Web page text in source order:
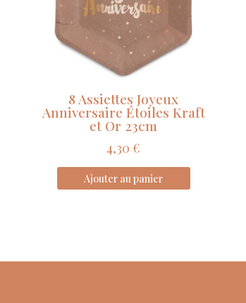
2
8 Assiettes Joyeux
Anniversaire Étoiles Kraft
et Or 23cm
4,30 €
Ajouter au panier